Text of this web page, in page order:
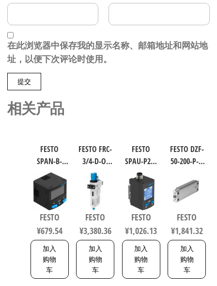
在此浏览器中保存我的显示名称、邮箱地址和网站地
址，以便下次评论时使用。
相关产品
FESTO
SPAN-B-
B11R-Q4-
PN-L1+2.5S
传感器/连
接电缆
8114774
FESTO
¥679.54
加入
购物
车
FESTO FRC-
3/4-D-O-
MAXI 过滤
减压阀润
滑器组合
符合ISO
8573-1:2010
162744
FESTO
¥3,380.36
加入
购物
车
FESTO
SPAU-P2R-
W-G18FD-L-
PNLK-
PNVBA-M8U
数字压力
传感器 符
合EN 60947-
5-2 8001232
FESTO
¥1,026.13
加入
购物
车
FESTO DZF-
50-200-P-A
缸 行程
200mm 缸
164075
FESTO
¥1,841.32
加入
购物
车